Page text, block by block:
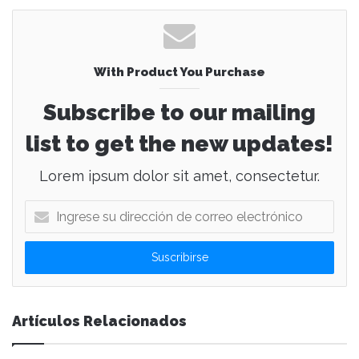
With Product You Purchase
Subscribe to our mailing
list to get the new updates!
Lorem ipsum dolor sit amet, consectetur.
g
e
s
s
u
Artículos Relacionados